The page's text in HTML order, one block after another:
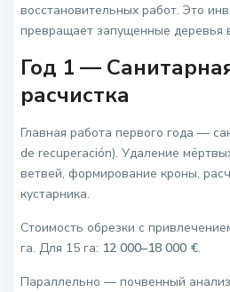
восстановительных работ. Это
превращает запущенные деревья
Год 1 —
расчистка
Главная работа первого года —
de recuperación). Удаление
ветвей, формирование кроны,
кустарника.
Стоимость обрезки с
га. Для 15 га: 12 000–18 000 €.
Параллельно — почвенный